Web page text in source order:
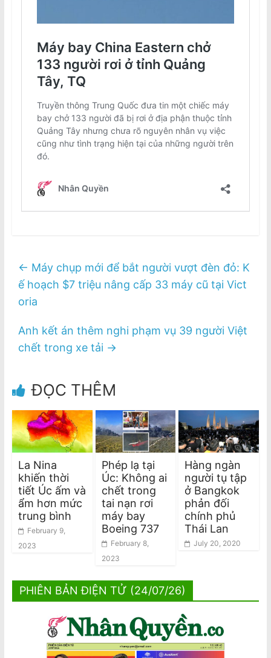
← Máy chụp mới để bắt người vượt đèn đỏ: K
ế hoạch $7 triệu nâng cấp 33 máy cũ tại Vict
oria
Anh kết án thêm nghi phạm vụ 39 người Việt
chết trong xe tải →
ĐỌC THÊM
La Nina
khiến thời
tiết Úc ấm và
ẩm hơn mức
trung bình
February 9,
2023
Phép lạ tại
Úc: Không ai
chết trong
tai nạn rơi
máy bay
Boeing 737
February 8,
2023
Hàng ngàn
người tụ tập
ở Bangkok
phản đối
chính phủ
Thái Lan
July 20, 2020
PHIÊN BẢN ĐIỆN TỬ (24/07/26)